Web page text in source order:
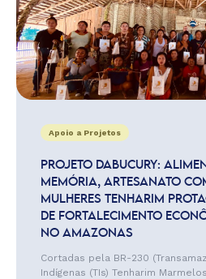
Apoio a Projetos
PROJETO DABUCURY:
MEMÓRIA, ARTESANATO
MULHERES TENHARIM
DE FORTALECIMENTO
NO AMAZONAS
Cortadas pela BR-230
Indígenas (TIs) Tenharim